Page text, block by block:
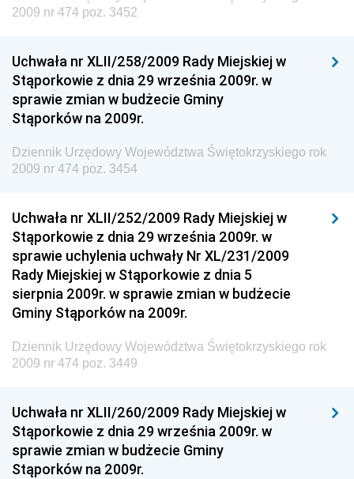
Dziennik Urzędowy Ministra Rozwoju, Pracy i
Dziennik Urzędowy Ministra Kultury, Dziedzictwa
Narodowego i Sportu
Dziennik Urzędowy Ministra Rodziny i Polityki
Społecznej
Dziennik Urzędowy Komendy Głównej Straży
Granicznej
Drogowego
Dziennik Urzędowy Narodowego Banku Polskiego
Dziennik Urzędowy Komendy Głównej Policji
Dziennik Urzędowy Ministra Pracy i Polityki
Społecznej
Dziennik Urzędowy Ministra Transportu, Budownictwa
i Gospodarki Morskiej
Dziennik Urzędowy Ministra Spraw Zagranicznych
Dziennik Urzędowy Centralnego Biura
Antykorupcyjnego
2009 nr 474 poz. 3452
Uchwała nr XLII/258/2009 Rady Miejskiej w
Stąporkowie z dnia 29 września 2009r. w
sprawie zmian w budżecie Gminy
Stąporków na 2009r.
Dziennik Urzędowy Województwa Świętokrzyskiego rok
2009 nr 474 poz. 3454
Uchwała nr XLII/252/2009 Rady Miejskiej w
Stąporkowie z dnia 29 września 2009r. w
sprawie uchylenia uchwały Nr XL/231/2009
Rady Miejskiej w Stąporkowie z dnia 5
sierpnia 2009r. w sprawie zmian w budżecie
Gminy Stąporków na 2009r.
Dziennik Urzędowy Województwa Świętokrzyskiego rok
2009 nr 474 poz. 3449
Uchwała nr XLII/260/2009 Rady Miejskiej w
Stąporkowie z dnia 29 września 2009r. w
sprawie zmian w budżecie Gminy
Stąporków na 2009r.